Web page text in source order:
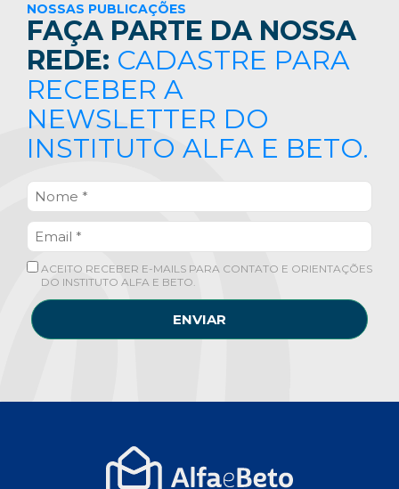
NOSSAS PUBLICAÇÕES
FAÇA PARTE DA NOSSA
REDE: CADASTRE PARA
RECEBER A
NEWSLETTER DO
INSTITUTO ALFA E BETO.
ACEITO RECEBER E-MAILS PARA CONTATO E ORIENTAÇÕES
DO INSTITUTO ALFA E BETO.
ENVIAR